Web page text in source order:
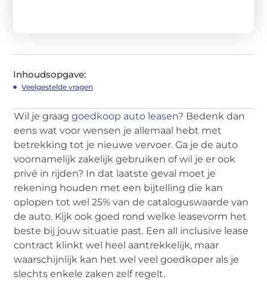
Inhoudsopgave:
Veelgestelde vragen
Wil je graaggoedkoop auto leasen? Bedenk dan
eens wat voor wensen je allemaal hebt met
betrekking tot je nieuwe vervoer. Ga je de auto
voornamelijk zakelijk gebruiken of wil je er ook
privé in rijden? In dat laatste geval moet je
rekening houden met een bijtelling die kan
oplopen tot wel 25% van de cataloguswaarde van
de auto. Kijk ook goed rond welke leasevorm het
beste bij jouw situatie past. Een all inclusive lease
contract klinkt wel heel aantrekkelijk, maar
waarschijnlijk kan het wel veel goedkoper als je
slechts enkele zaken zelf regelt.